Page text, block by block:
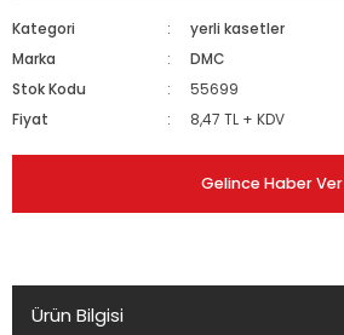
Kategori
yerli kasetler
Marka
DMC
Stok Kodu
55699
Fiyat
8,47 TL + KDV
Gelince Haber Ver
Ürün Bilgisi